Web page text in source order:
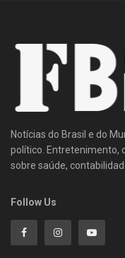
Notícias do Brasil e do
político. Entretenimento,
sobre saúde,
Follow Us